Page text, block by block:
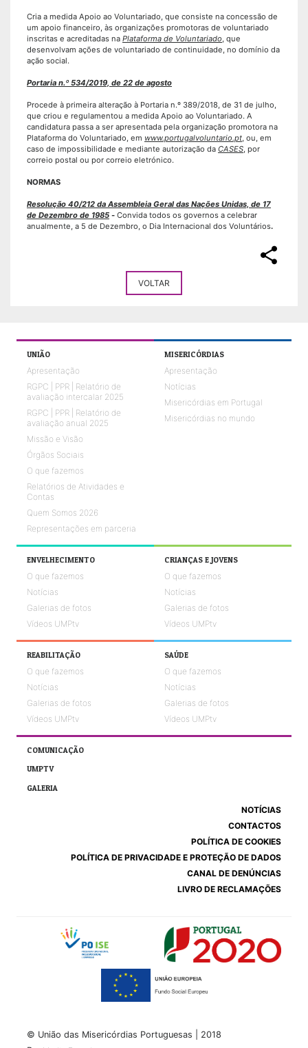
Cria a medida Apoio ao Voluntariado, que consiste na concessão de
um apoio financeiro, às organizações promotoras de voluntariado
inscritas e acreditadas na Plataforma de Voluntariado , que
desenvolvam ações de voluntariado de continuidade, no domínio da
ação social.
Portaria n.º 534/2019, de 22 de agosto
Procede à primeira alteração à Portaria n.º 389/2018, de 31 de julho,
que criou e regulamentou a medida Apoio ao Voluntariado. A
candidatura passa a ser apresentada pela organização promotora na
Plataforma do Voluntariado, em www.portugalvoluntario.pt , ou, em
caso de impossibilidade e mediante autorização da CASES , por
correio postal ou por correio eletrónico.
NORMAS
Resolução 40/212 da Assembleia Geral das Nações Unidas, de 17
de Dezembro de 1985 - Convida todos os governos a celebrar
anualmente, a 5 de Dezembro, o Dia Internacional dos Voluntários.
share
VOLTAR
UNIÃO
Apresentação
RGPC | PPR | Relatório de
avaliação intercalar 2025
RGPC | PPR | Relatório de
avaliação anual 2025
Missão e Visão
Órgãos Sociais
O que fazemos
Relatórios de Atividades e
Contas
Quem Somos 2026
Representações em parceria
MISERICÓRDIAS
Apresentação
Notícias
Misericórdias em Portugal
Misericórdias no mundo
ENVELHECIMENTO
O que fazemos
Notícias
Galerias de fotos
Vídeos UMPtv
CRIANÇAS E JOVENS
O que fazemos
Notícias
Galerias de fotos
Vídeos UMPtv
REABILITAÇÃO
O que fazemos
Notícias
Galerias de fotos
Vídeos UMPtv
SAÚDE
O que fazemos
Notícias
Galerias de fotos
Vídeos UMPtv
COMUNICAÇÃO
UMPTV
GALERIA
NOTÍCIAS
CONTACTOS
POLÍTICA DE COOKIES
POLÍTICA DE PRIVACIDADE E PROTEÇÃO DE DADOS
CANAL DE DENÚNCIAS
LIVRO DE RECLAMAÇÕES
© União das Misericórdias Portuguesas | 2018